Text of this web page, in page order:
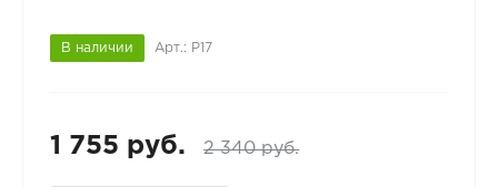
В наличии Арт.: P17
1 755 руб. 2 340 руб.